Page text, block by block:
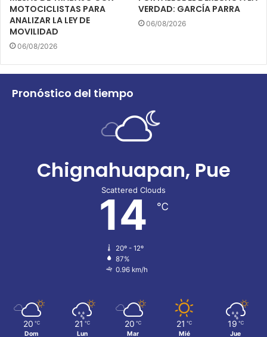
MOTOCICLISTAS PARA
ANALIZAR LA LEY DE
MOVILIDAD
06/08/2026
VERDAD: GARCÍA PARRA
06/08/2026
Pronóstico del tiempo
Chignahuapan, Pue
Scattered Clouds
14 ℃
20º - 12º
87%
0.96 km/h
20 ℃
Dom
21 ℃
Lun
20 ℃
Mar
21 ℃
Mié
19 ℃
Jue